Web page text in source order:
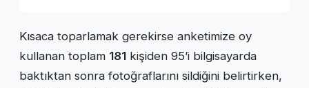
Kısaca toparlamak gerekirse anketimize oy
kullanan toplam 181 kişiden 95’i bilgisayarda
baktıktan sonra fotoğraflarını sildiğini belirtirken,